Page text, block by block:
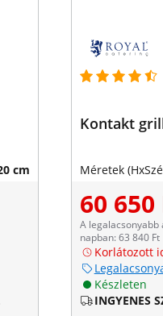
cm
Kontakt
Méretek
60 650
A
napban: 63 840 Ft
Korlátozott
Készleten
INGYENES